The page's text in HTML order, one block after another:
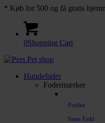
* Køb for 500 og få gratis
0Shopping Cart
Hundefoder
Fodermærker
Profine
Sams Field